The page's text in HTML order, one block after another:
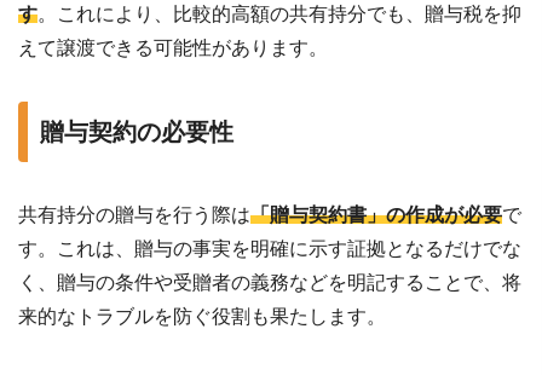
す。これにより、比較的高額の共有持分でも、贈与税を抑
えて譲渡できる可能性があります。
贈与契約の必要性
共有持分の贈与を行う際は「贈与契約書」の作成が必要で
す。これは、贈与の事実を明確に示す証拠となるだけでな
く、贈与の条件や受贈者の義務などを明記することで、将
来的なトラブルを防ぐ役割も果たします。